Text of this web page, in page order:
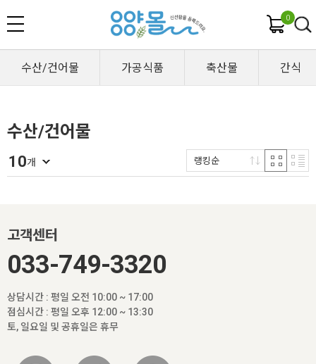
0
수산/건어물 가공식품 축산물 간식
수산/건어물
10개 랭킹순
고객센터
033-749-3320
상담시간 : 평일 오전 10:00 ~ 17:00
점심시간 : 평일 오후 12:00 ~ 13:30
토, 일요일 및 공휴일은 휴무